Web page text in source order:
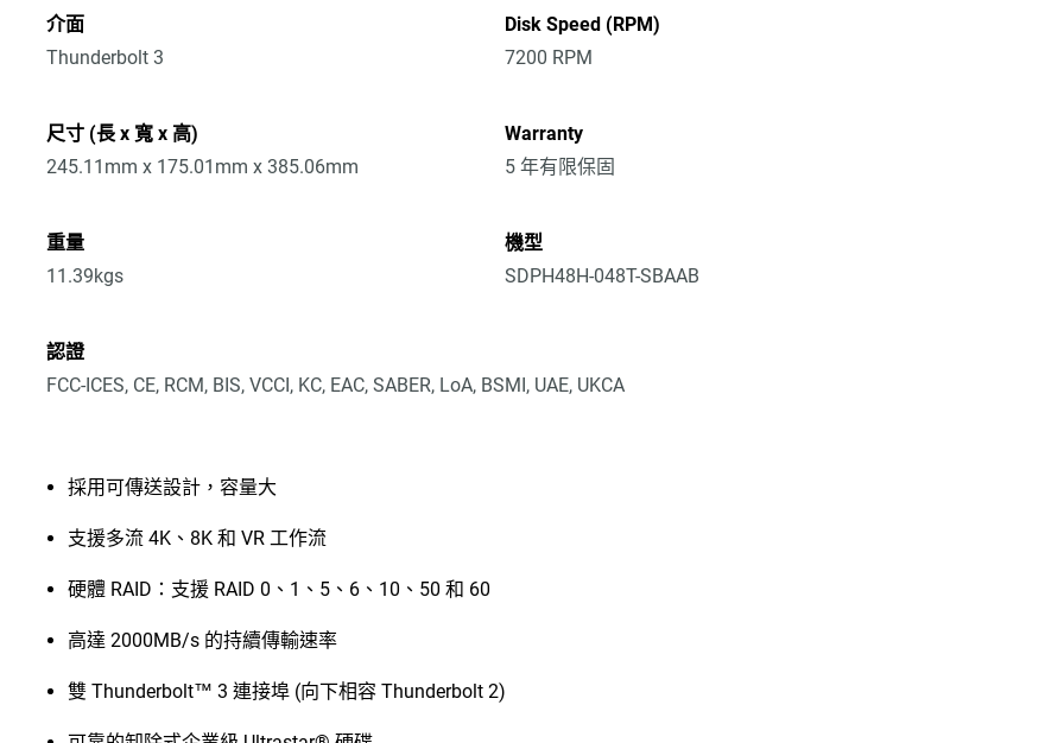
介面
Thunderbolt 3
Disk Speed (RPM)
7200 RPM
尺寸 (長 x 寬 x 高)
245.11mm x 175.01mm x 385.06mm
Warranty
5 年有限保固
重量
11.39kgs
機型
SDPH48H-048T-SBAAB
認證
FCC-ICES, CE, RCM, BIS, VCCI, KC, EAC, SABER, LoA, BSMI, UAE, UKCA
採用可傳送設計，容量大
支援多流 4K、8K 和 VR 工作流
硬體 RAID：支援 RAID 0、1、5、6、10、50 和 60
高達 2000MB/s 的持續傳輸速率
雙 Thunderbolt™ 3 連接埠 (向下相容 Thunderbolt 2)